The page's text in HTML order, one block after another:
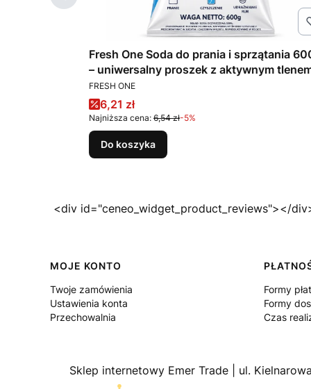
Fresh One Soda do prania i sprzątania
– uniwersalny proszek z aktywnym
PRODUCENT
FRESH ONE
Cena promocyjna
6,21 zł
Najniższa cena: 6,54 zł-5%
Do koszyka
<div id="ceneo_widget_product_reviews"></
Linki w stopce
MOJE KONTO
Twoje zamówienia
Ustawienia konta
Przechowalnia
Formy
Formy
Czas
Sklep internetowy Emer Trade | ul.